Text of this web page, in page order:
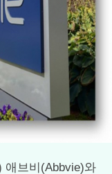
애브비(Abbvie)와